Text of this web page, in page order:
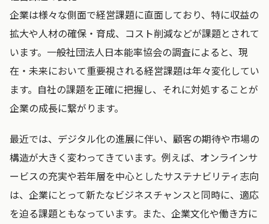
企業は様々な側面で経営課題に直面しており、特に収益の
拡大や人材の確保・育成、コスト削減などが課題とされて
います。一般社団法人日本能率協会の調査によると、現
在・未来において重要視される経営課題は年々変化してい
ます。自社の課題を正確に把握し、それに対処することが
企業の成長に繋がります。
最近では、デジタル化の進展に伴い、顧客の期待や市場の
構造が大きく変わってきています。例えば、オンラインサ
ービスの充実や若年層を中心としたサステナビリティ志向
は、企業にとって新たなビジネスチャンスと同時に、適応
を迫る課題ともなっています。また、企業文化や働き方に